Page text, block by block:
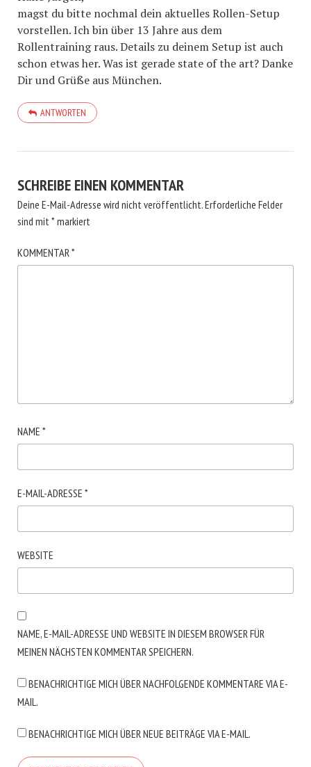
magst du bitte nochmal dein aktuelles Rollen-Setup
vorstellen. Ich bin über 13 Jahre aus dem
Rollentraining raus. Details zu deinem Setup ist auch
schon etwas her. Was ist gerade state of the art? Danke
Dir und Grüße aus München.
ANTWORTEN
SCHREIBE EINEN KOMMENTAR
Deine E-Mail-Adresse wird nicht veröffentlicht.Erforderliche Felder
sind mit*markiert
KOMMENTAR*
NAME *
E-MAIL-ADRESSE *
WEBSITE
NAME, E-MAIL-ADRESSE UND WEBSITE IN DIESEM BROWSER FÜR
MEINEN NÄCHSTEN KOMMENTAR SPEICHERN.
BENACHRICHTIGE MICH ÜBER NACHFOLGENDE KOMMENTARE VIA E-
MAIL.
BENACHRICHTIGE MICH ÜBER NEUE BEITRÄGE VIA E-MAIL.